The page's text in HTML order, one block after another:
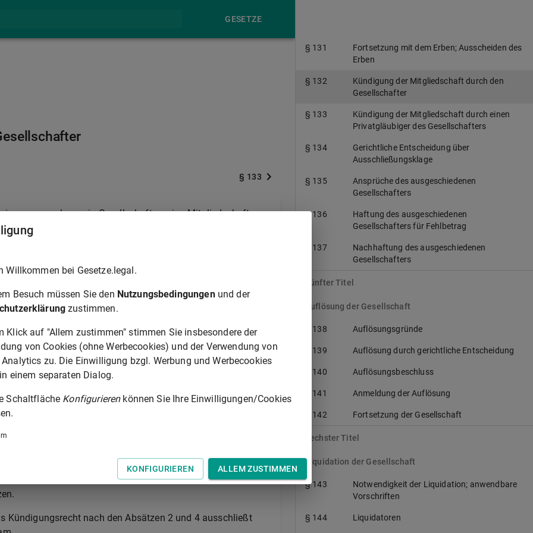
GESETZE
§ 133
kann ein Gesellschafter seine Mitgliedschaft
des Geschäftsjahres gegenüber der Gesellschaft kündigen.
ist die Kündigung der Mitgliedschaft durch einen
wichtiger Grund vorliegt. Ein wichtiger Grund liegt
nach dem Gesellschaftsvertrag obliegende wesentliche
wenn die Erfüllung einer solchen Verpflichtung
vor, so ist eine Kündigung der Mitgliedschaft durch einen
zulässig.
wenn er volljährig geworden ist. Das Kündigungsrecht
der Gesellschaft zum selbständigen Betrieb eines
ermächtigt war oder der Zweck der Gesellschaft
Der volljährig Gewordene kann die Kündigung nur binnen
von seiner Gesellschafterstellung Kenntnis hatte oder haben
dass ein wichtiger Grund für die unzeitige Kündigung
ohne einen solchen Grund zur Unzeit, hat er der
Kündigungsrecht nach den Absätzen 2 und 4 ausschließt
§ 131
Fortsetzung mit dem Erben; Ausscheiden des
Erben
§ 132
Kündigung der Mitgliedschaft durch den
Gesellschafter
§ 133
Kündigung der Mitgliedschaft durch einen
Privatgläubiger des Gesellschafters
§ 134
Gerichtliche Entscheidung über
Ausschließungsklage
§ 135
Ansprüche des ausgeschiedenen
Gesellschafters
§ 136
Haftung des ausgeschiedenen
Gesellschafters für Fehlbetrag
§ 137
Nachhaftung des ausgeschiedenen
Gesellschafters
Fünfter Titel
Auflösung der Gesellschaft
§ 138 Auflösungsgründe
§ 139 Auflösung durch gerichtliche Entscheidung
§ 140 Auflösungsbeschluss
§ 141 Anmeldung der Auflösung
§ 142 Fortsetzung der Gesellschaft
Sechster Titel
Liquidation der Gesellschaft
§ 143
Notwendigkeit der Liquidation; anwendbare
Vorschriften
§ 144 Liquidatoren
Willkommen bei Gesetze.legal.
Besuch müssen Sie den Nutzungsbedingungenund der
zustimmen.
Klick auf "Allem zustimmen" stimmen Sie insbesondere der
von Cookies (ohne Werbecookies) und der Verwendung von
Analytics zu. Die Einwilligung bzgl. Werbung und Werbecookies
einem separaten Dialog.
Schaltfläche Konfigurierenkönnen Sie Ihre Einwilligungen/Cookies
KONFIGURIEREN ALLEM ZUSTIMMEN